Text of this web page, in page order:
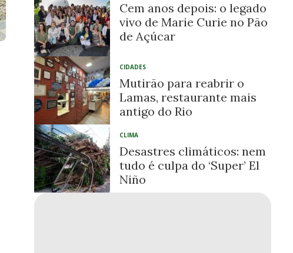
Cem anos depois: o legado
vivo de Marie Curie no Pão
de Açúcar
CIDADES
Mutirão para reabrir o
Lamas, restaurante mais
antigo do Rio
CLIMA
Desastres climáticos: nem
tudo é culpa do ‘Super’ El
Niño